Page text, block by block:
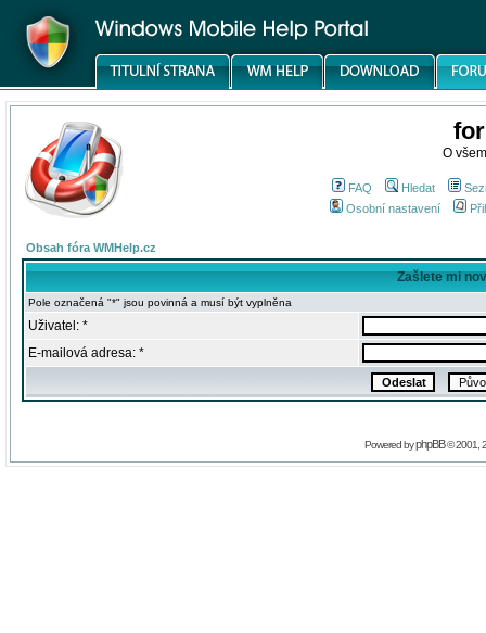
O
FAQ Hledat
Osobní nastavení
Obsah fóra WMHelp.cz
Zašlete mi
Pole označená "*" jsou povinná a musí být vyplněna
Uživatel: *
E-mailová adresa: *
Powered byphpBB© 2001,